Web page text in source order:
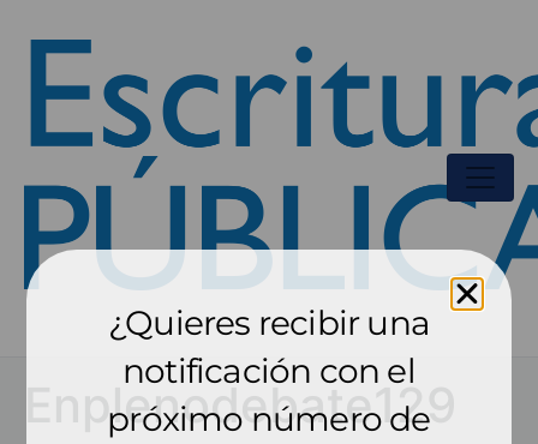
Enplenodebate129
¿Quieres recibir una
notificación con el
próximo número de